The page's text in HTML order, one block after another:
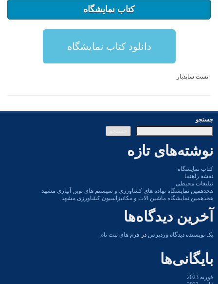
کتاب نمایشگاه
دانلود کتاب نمایشگاه
تست سایدبار
تازه
نمایشگاه
راهنما
محیطی
نمایشگاه نهاده های کشاورزی و سیستم های نوین آبیاری مشهد
نمایشگاه ماشین آلات و مکانیزاسیون کشاورزی مشهد
دیدگاه‌ها
نویسنده دیدگاه وردپرس در فرم های ثبت نام
2023